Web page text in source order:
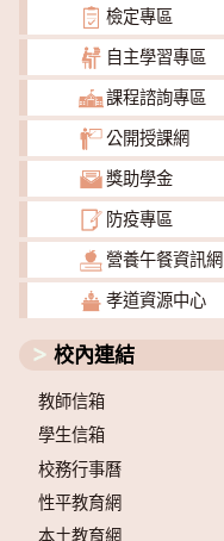
檢定專區
自主學習專區
課程諮詢專區
公開授課網
獎助學金
防疫專區
營養午餐資訊網
孝道資源中心
校內連結
教師信箱
學生信箱
校務行事曆
性平教育網
本土教育網